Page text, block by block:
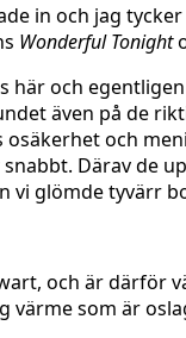
in och jag
Wonderful Tonight
här och
även på de
och
Därav de
vi glömde tyvärr
och är
värme som är